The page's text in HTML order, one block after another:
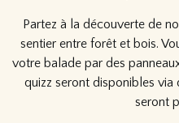
Partez à la découverte de
sentier entre forêt et bois.
votre balade par des
quizz seront disponibles via
seront